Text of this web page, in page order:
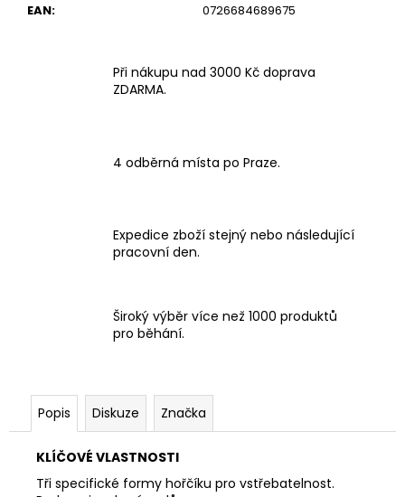
EAN: 0726684689675
Při nákupu nad 3000 Kč doprava
ZDARMA.
4 odběrná místa po Praze.
Expedice zboží stejný nebo následující
pracovní den.
Široký výběr více než 1000 produktů
pro běhání.
Popis Diskuze Značka
KLÍČOVÉ VLASTNOSTI
Tři specifické formy hořčíku pro vstřebatelnost.
ČERVENÁ